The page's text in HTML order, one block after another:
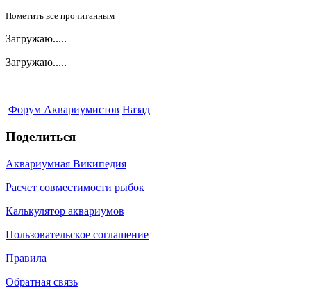
Пометить все прочитанным
Загружаю.....
Загружаю.....
Форум Аквариумистов Назад
Поделиться
Аквариумная Википедия
Расчет совместимости рыбок
Калькулятор аквариумов
Пользовательское соглашение
Правила
Обратная связь